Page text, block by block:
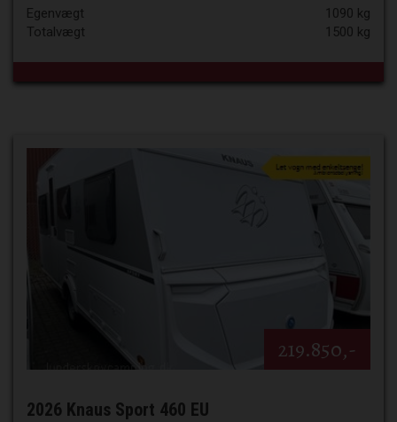
Egenvægt
1090 kg
Totalvægt
1500 kg
219.850,-
2026 Knaus Sport 460 EU